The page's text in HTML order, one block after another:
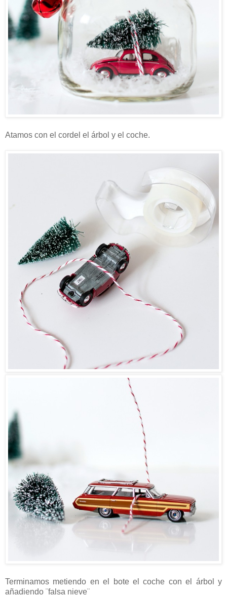
Atamos con el cordel el árbol y el coche.
Terminamos metiendo en el bote el coche con el árbol y
añadiendo ¨falsa nieve¨